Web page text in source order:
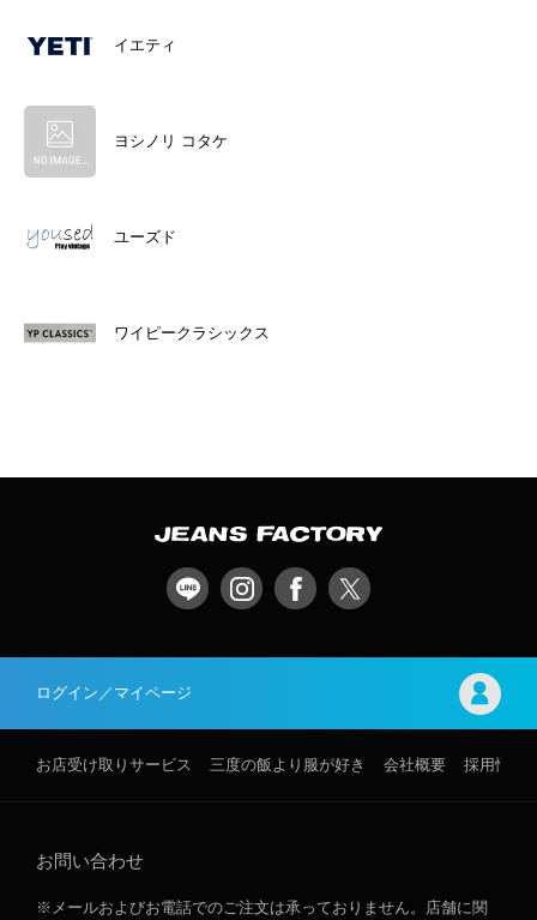
イエティ
ヨシノリ コタケ
ユーズド
ワイピークラシックス
ログイン／マイページ
お店受け取りサービス 三度の飯より服が好き 会社概要 採用情報
お問い合わせ
※メールおよびお電話でのご注文は承っておりません。店舗に関